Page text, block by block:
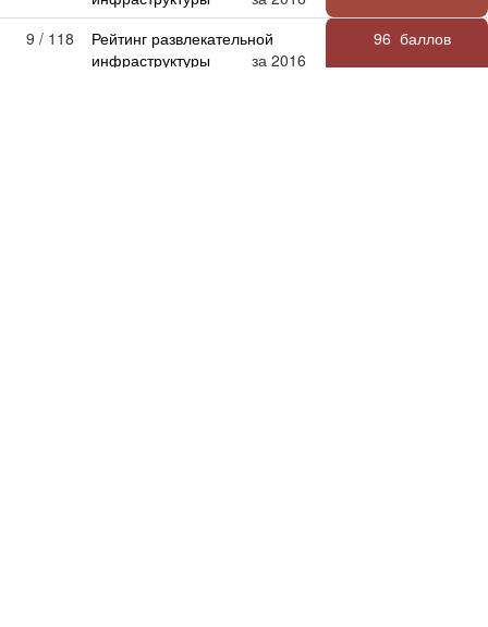
9 / 118
Рейтинг развлекательной
инфраструктуры
за 2016
96 баллов